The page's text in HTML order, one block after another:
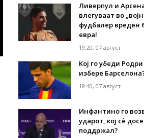
Ливерпул и
влегуваат во
фудбалер вреден
евра!
19:20, 07 август
Кој го убеди Родри
избере
18:40, 07 август
Инфантино го
ударот, кој сè
поддржал?